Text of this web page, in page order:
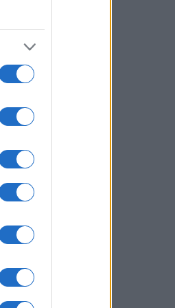
08/26 - 18:49
επίσκεψη Ζελένσκι στο
Οι διμερείς συμφωνίες και
ισορροπίες της Σερβίας με
08/26 - 18:27
αλλεπάλληλες επιθέσεις με
08/08/26 - 18:20
της ενοποίησης και τι σημαίνει
08/26 - 18:16
Στρατιωτική επιχείρηση του